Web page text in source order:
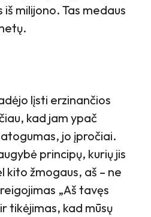
milijono. Tas medaus
lįsti erzinančios
kad jam ypač
jo įpročiai.
principų, kurių jis
kito žmogaus, aš – ne
„Aš tavęs
tikėjimas, kad mūsų